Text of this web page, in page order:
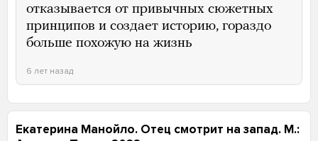
отказывается от привычных сюжетных
принципов и создает историю, гораздо
больше похожую на жизнь
6 лет назад
Екатерина Манойло. Отец смотрит на запад. М.: